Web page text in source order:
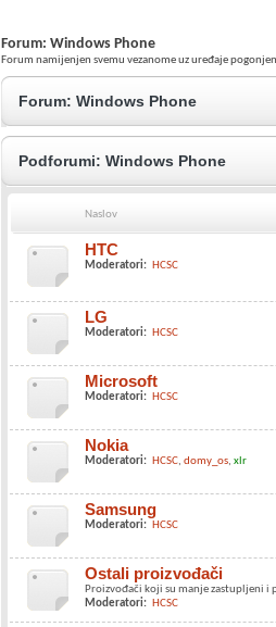
Forum: Windows Phone
Forum namijenjen svemu vezanome uz uređaje
Forum: Windows Phone
Podforumi: Windows Phone
Naslov
HTC
Moderatori: HCSC
LG
Moderatori: HCSC
Microsoft
Moderatori: HCSC
Nokia
Moderatori: HCSC domy_os xlr
Samsung
Moderatori: HCSC
Ostali proizvođači
Proizvođači koji su manje zastupljeni i
Moderatori: HCSC